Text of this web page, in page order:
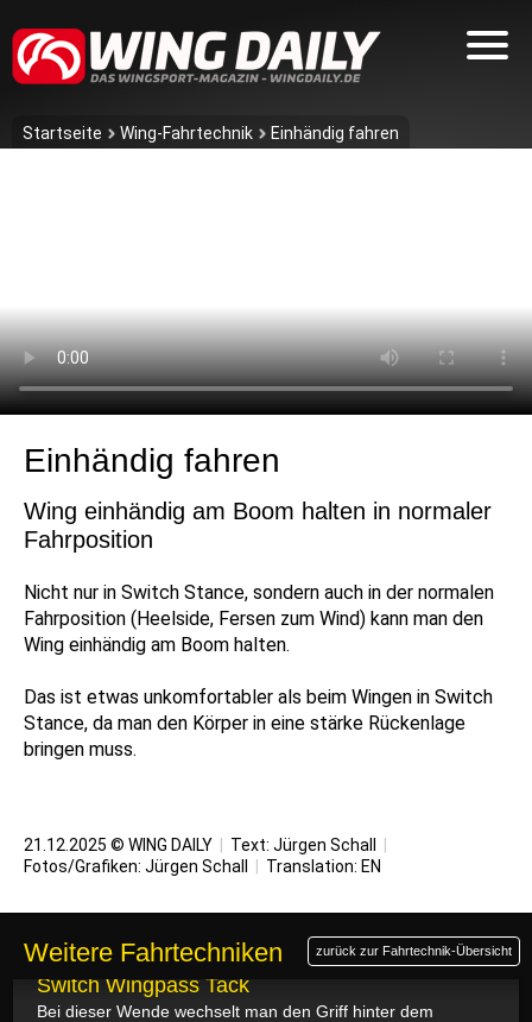
Startseite Wing-Fahrtechnik Einhändig fahren
Einhändig fahren
Wing einhändig am Boom halten in normaler
Fahrposition
Nicht nur in Switch Stance, sondern auch in der normalen
Fahrposition (Heelside, Fersen zum Wind) kann man den
Wing einhändig am Boom halten.
Das ist etwas unkomfortabler als beim Wingen in Switch
Stance, da man den Körper in eine stärke Rückenlage
bringen muss.
21.12.2025 © WING DAILY Text: Jürgen Schall
Fotos/Grafiken: Jürgen Schall Translation: EN
Weitere Fahrtechniken zurück zur Fahrtechnik-Übersicht
27.12.2025
Switch Wingpass Tack
Bei dieser Wende wechselt man den Griff hinter dem